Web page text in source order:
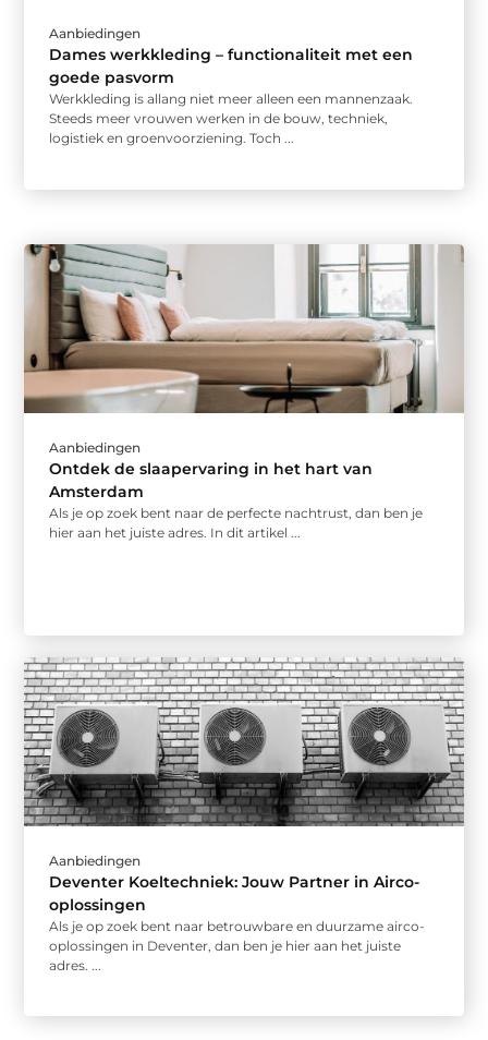
Aanbiedingen
Dames werkkleding – functionaliteit met een
goede pasvorm
Werkkleding is allang niet meer alleen een mannenzaak.
Steeds meer vrouwen werken in de bouw, techniek,
logistiek en groenvoorziening. Toch ...
Aanbiedingen
Ontdek de slaapervaring in het hart van
Amsterdam
Als je op zoek bent naar de perfecte nachtrust, dan ben je
hier aan het juiste adres. In dit artikel ...
Aanbiedingen
Deventer Koeltechniek: Jouw Partner in Airco-
oplossingen
Als je op zoek bent naar betrouwbare en duurzame airco-
oplossingen in Deventer, dan ben je hier aan het juiste
adres. ...